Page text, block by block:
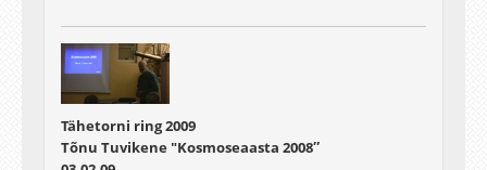
Tähetorni ring 2009
Tõnu Tuvikene "Kosmoseaasta 2008″